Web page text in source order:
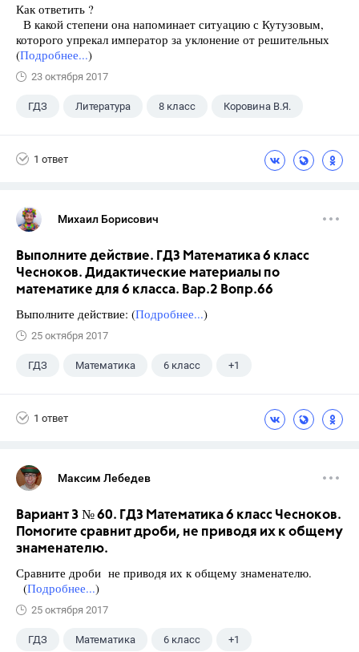
Как ответить ?
В какой степени она напоминает ситуацию с Кутузовым,
которого упрекал император за уклонение от решительных
(Подробнее...)
23 октября 2017
ГДЗ Литература 8 класс Коровина В.Я.
1 ответ
Михаил Борисович
Выполните действие. ГДЗ Математика 6 класс
Чесноков. Дидактические материалы по
математике для 6 класса. Вар.2 Вопр.66
Выполните действие: (Подробнее...)
25 октября 2017
ГДЗ Математика 6 класс +1
1 ответ
Максим Лебедев
Вариант 3 № 60. ГДЗ Математика 6 класс Чесноков.
Помогите сравнит дроби, не приводя их к общему
знаменателю.
Сравните дроби не приводя их к общему знаменателю.
(Подробнее...)
25 октября 2017
ГДЗ Математика 6 класс +1